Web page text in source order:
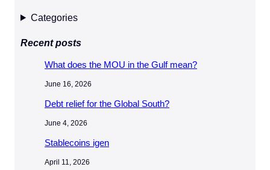
a
c
Categories
Recent posts
What does the MOU in the Gulf mean?
June 16, 2026
Debt relief for the Global South?
June 4, 2026
Stablecoins igen
April 11, 2026